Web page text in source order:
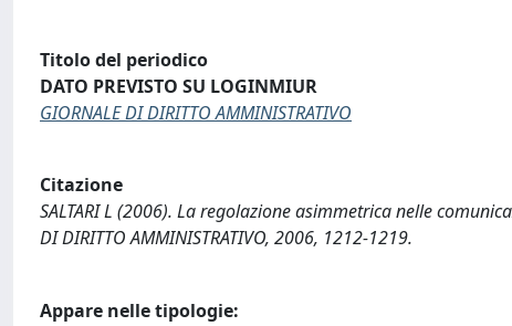
Titolo del periodico
DATO PREVISTO SU LOGINMIUR
GIORNALE DI DIRITTO AMMINISTRATIVO
Citazione
SALTARI L (2006). La regolazione asimmetrica nelle
DI DIRITTO AMMINISTRATIVO, 2006, 1212-1219.
Appare nelle tipologie: